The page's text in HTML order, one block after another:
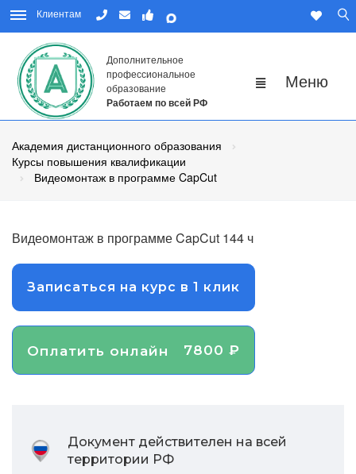
Клиентам
Дополнительное
профессиональное
образование
Работаем по всей РФ
Академия дистанционного образования
Курсы повышения квалификации
Видеомонтаж в программе CapCut
Видеомонтаж в программе CapCut 144 ч
Записаться на курс в 1 клик
Оплатить онлайн 7800 ₽
Документ действителен на всей
территории РФ